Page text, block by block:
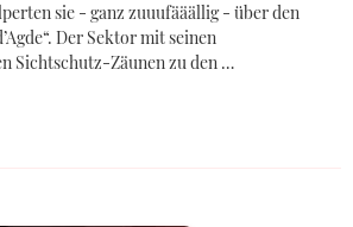
sie - ganz zuuufääällig - über den
Der Sektor mit seinen
Sichtschutz-Zäunen zu den …